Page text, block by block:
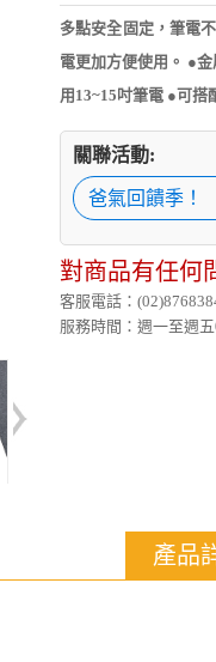
多點安全固定，筆電
電更加方便使用。 ●
用13~15吋筆電 ●可搭
關聯活動:
爸氣回饋季！
對商品有任何
客服電話：
服務時間：週一至週
產品